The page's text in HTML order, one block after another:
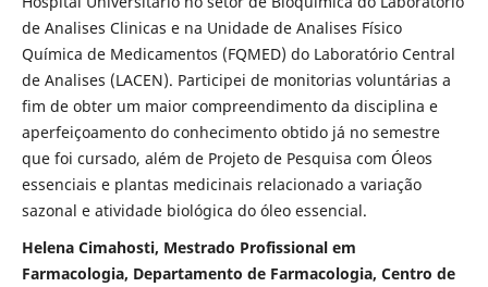
de Analises Clinicas e na Unidade de Analises Físico
Química de Medicamentos (FQMED) do Laboratório Central
de Analises (LACEN). Participei de monitorias voluntárias a
fim de obter um maior compreendimento da disciplina e
aperfeiçoamento do conhecimento obtido já no semestre
que foi cursado, além de Projeto de Pesquisa com Óleos
essenciais e plantas medicinais relacionado a variação
sazonal e atividade biológica do óleo essencial.
Helena Cimahosti, Mestrado Profissional em
Farmacologia, Departamento de Farmacologia, Centro de